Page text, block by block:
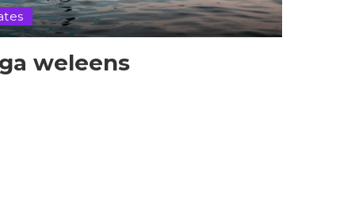
weleens